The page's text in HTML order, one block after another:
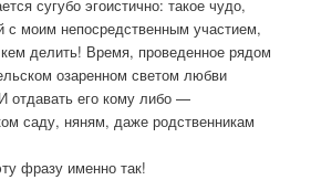
сугубо эгоистично: такое чудо,
с моим непосредственным участием,
делить! Время, проведенное рядом
озаренном светом любви
отдавать его кому либо —
саду, няням, даже родственникам
фразу именно так!